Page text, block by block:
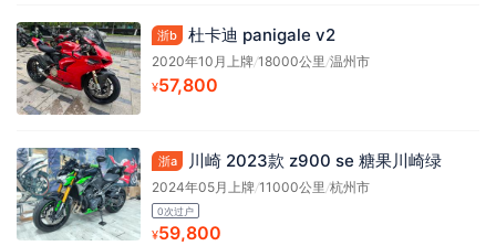
浙b 杜卡迪 panigale v2
2020年10月上牌/18000公里/温州市
¥57,800
浙a 川崎 2023款 z900 se 糖果川崎绿
2024年05月上牌/11000公里/杭州市
0次过户
¥59,800